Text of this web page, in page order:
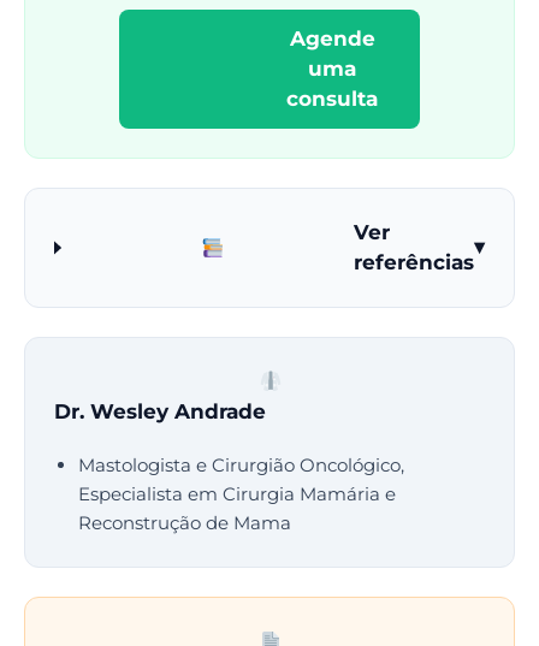
Agende
uma
consulta
Ver
referências
▾
Dr. Wesley Andrade
Mastologista e Cirurgião Oncológico,
Especialista em Cirurgia Mamária e
Reconstrução de Mama